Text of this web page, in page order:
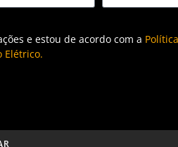
e estou de acordo com a
Elétrico.